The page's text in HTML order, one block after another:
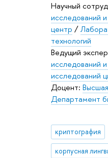
Научный
исследований
центр /
технологий
Ведущий
исследований
исследований
Доцент:
Департамент
криптография
корпусная